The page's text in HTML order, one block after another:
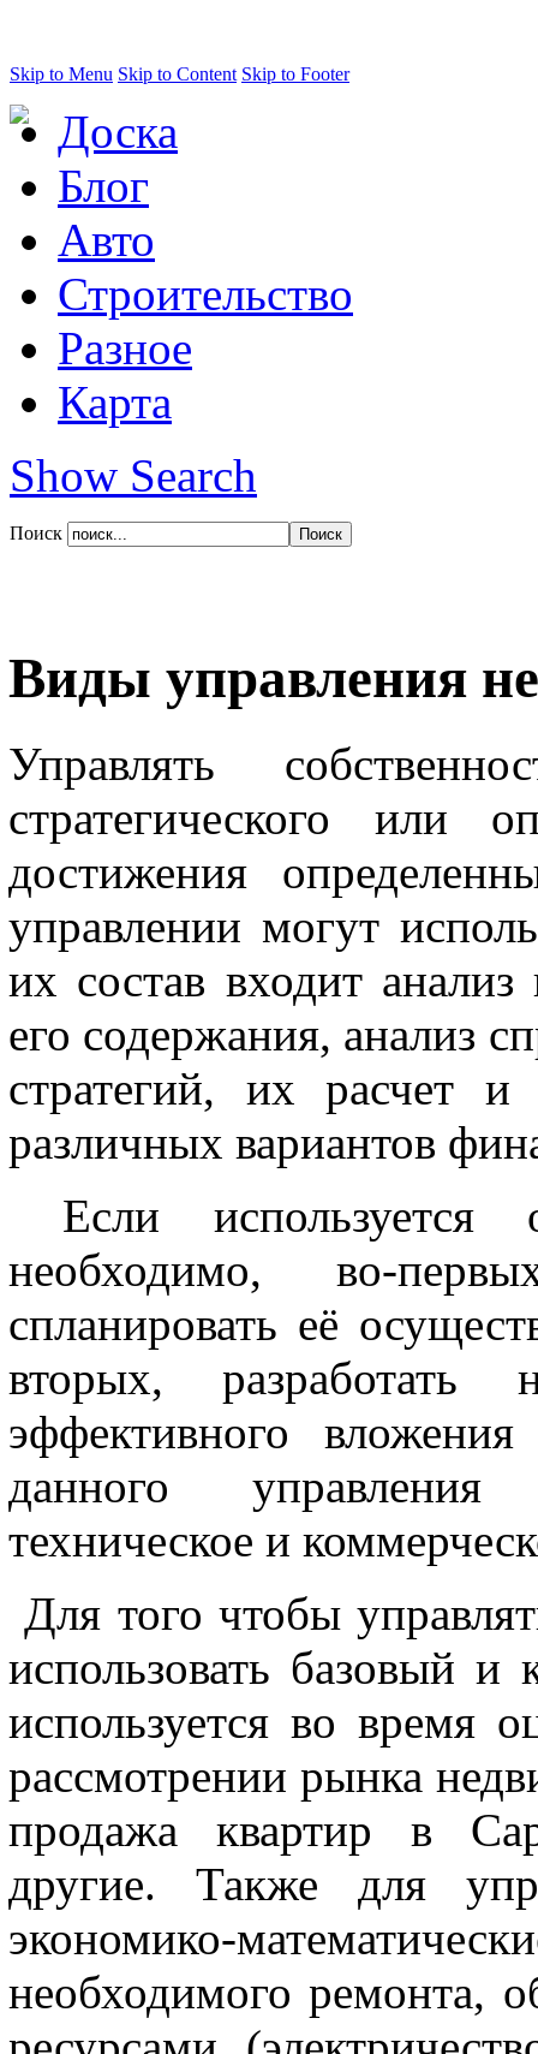
Skip to Menu Skip to Content Skip to Footer
Доска
Блог
Авто
Строительство
Разное
Карта
Show Search
Поиск
Виды управления
Управлять
стратегического или
достижения
управлении могут
их состав входит
его содержания, анализ
стратегий, их расчет
различных вариантов
Если используется
необходимо, во-
спланировать её
вторых, разработать
эффективного
данного управления
техническое и
Для того чтобы
использовать базовый
используется во время
рассмотрении рынка
продажа квартир в
другие. Также для
экономико-
необходимого ремонта,